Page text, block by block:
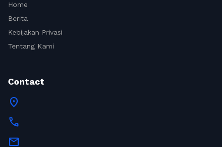
Home
Berita
Kebijakan Privasi
Tentang Kami
Contact
location_on
call
mail